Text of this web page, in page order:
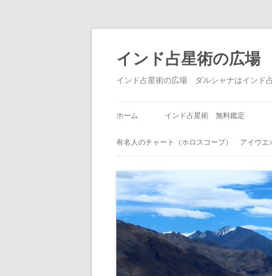
インド占星術の広
インド占星術の広場 ダルシャナはインド
ホーム インド占星術 無料鑑定
有名人のチャート（ホロスコープ） アイウエ